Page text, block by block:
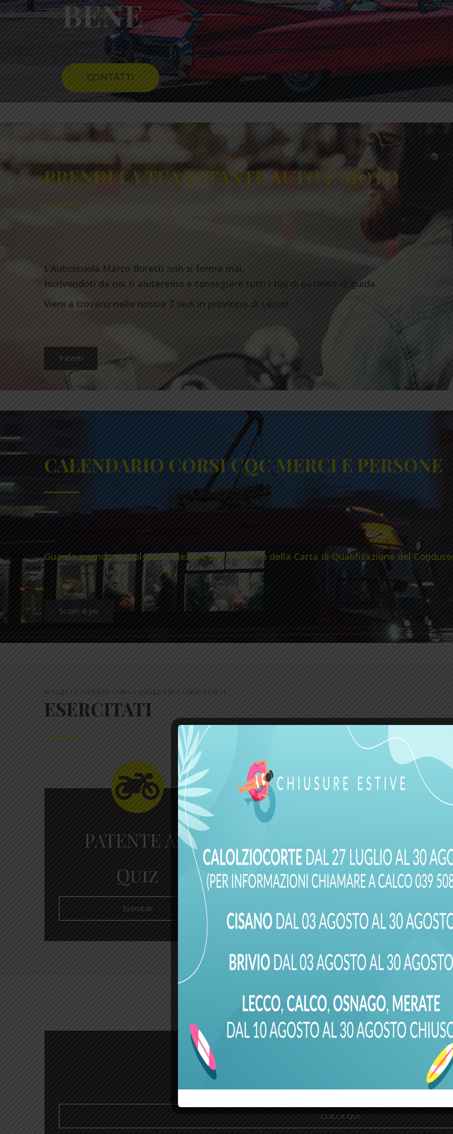
BENE
CONTATTI
PRENDI LA TUA PATANTE AUTO E MOTO
L’Autoscuola Marco Buratti non si ferma mai.
Iscrivendoti da noi ti aiuteremo a conseguire tutti i tipi di patente di guida.
Vieni a trovarci nelle nostre 7 sedi in provincia di Lecco!
Patenti
CALENDARIO CORSI CQC MERCI E PERSONE
Guarda quando si svolgono le lezioni per il rinnovo della Carta di Qualificazione del
Scopri di più
Scegli la patente con la quale vuoi esercitarti
ESERCITATI
PATENTE AM
Quiz
Esercitati
Quiz
DEVI RINNOVARE LA
CLICCA QUI